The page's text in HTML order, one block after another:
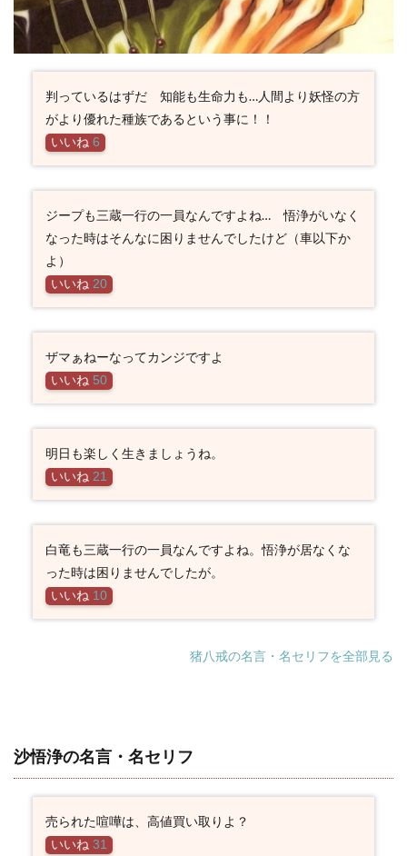
判っているはずだ 知能も生命力も…人間より妖怪の方
がより優れた種族であるという事に！！
いいね 6
ジープも三蔵一行の一員なんですよね… 悟浄がいなく
なった時はそんなに困りませんでしたけど（車以下か
よ）
いいね 20
ザマぁねーなってカンジですよ
いいね 50
明日も楽しく生きましょうね。
いいね 21
白竜も三蔵一行の一員なんですよね。悟浄が居なくな
った時は困りませんでしたが。
いいね 10
猪八戒の名言・名セリフを全部見る
沙悟浄の名言・名セリフ
売られた喧嘩は、高値買い取りよ？
いいね 31